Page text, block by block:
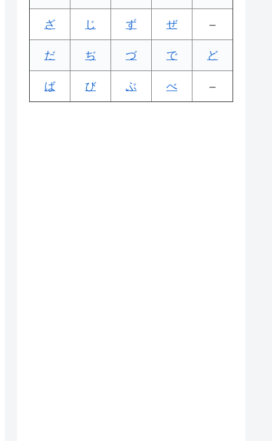
ざ じ ず ぜ –
だ ぢ づ で ど
ば び ぶ べ –